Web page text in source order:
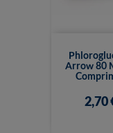
Arrow 80
2,70